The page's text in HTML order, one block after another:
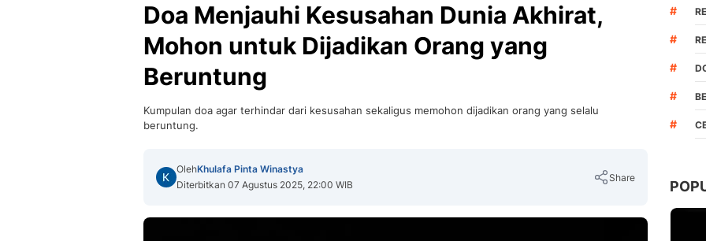
Doa Menjauhi Kesusahan Dunia Akhirat,
Mohon untuk Dijadikan Orang yang
Beruntung
Kumpulan doa agar terhindar dari kesusahan sekaligus memohon dijadikan orang yang selalu
beruntung.
OlehKhulafa Pinta Winastya
Diterbitkan 07 Agustus 2025, 22:00 WIB
Share
#
#
#
#
#